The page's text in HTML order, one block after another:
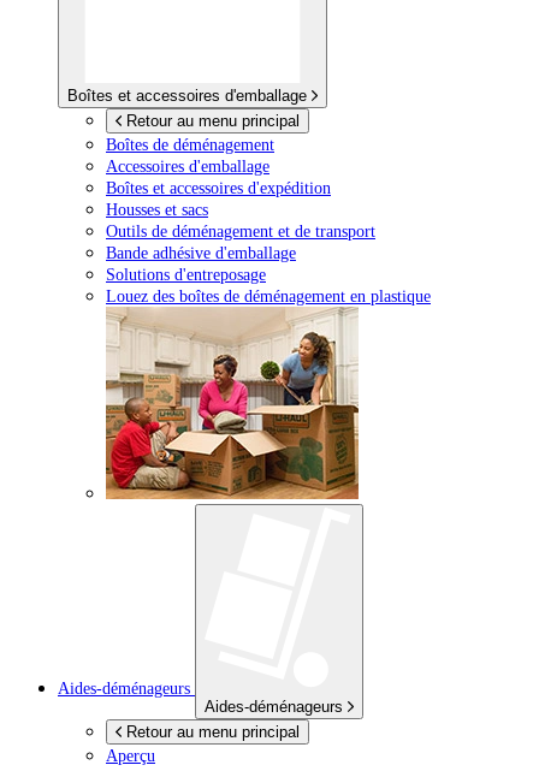
Boîtes et accessoires d'emballage
Retour au menu principal
Boîtes de déménagement
Accessoires d'emballage
Boîtes et accessoires d'expédition
Housses et sacs
Outils de déménagement et de transport
Bande adhésive d'emballage
Solutions d'entreposage
Louez des boîtes de déménagement en plastique
Aides-déménageurs
Aides-déménageurs
Retour au menu principal
Aperçu